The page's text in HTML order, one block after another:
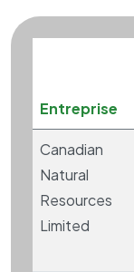
Entreprise
Canadian
Natural
Resources
Limited